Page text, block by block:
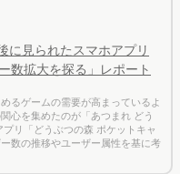
に見られたスマホアプリ
数拡大を探る」レポート